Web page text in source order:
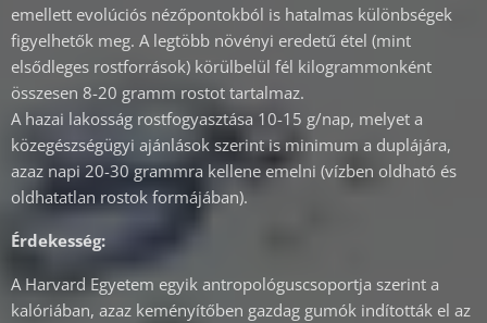
emellett evolúciós nézőpontokból is hatalmas különbségek
figyelhetők meg. A legtöbb növényi eredetű étel (mint
elsődleges rostforrások) körülbelül fél kilogrammonként
összesen 8-20 gramm rostot tartalmaz.
A hazai lakosság rostfogyasztása 10-15 g/nap, melyet a
közegészségügyi ajánlások szerint is minimum a duplájára,
azaz napi 20-30 grammra kellene emelni (vízben oldható és
oldhatatlan rostok formájában).
Érdekesség:
A Harvard Egyetem egyik antropológuscsoportja szerint a
kalóriában, azaz keményítőben gazdag gumók indították el az